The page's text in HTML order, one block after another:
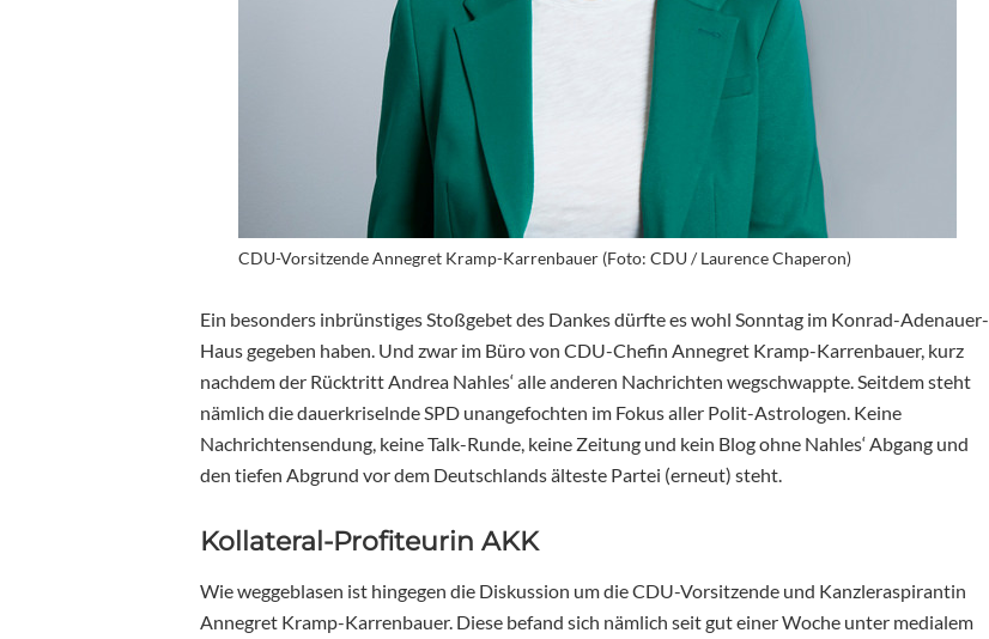
CDU-Vorsitzende Annegret Kramp-Karrenbauer (Foto: CDU / Laurence Chaperon)
Ein besonders inbrünstiges Stoßgebet des Dankes dürfte es wohl Sonntag im Konrad-Adenauer-
Haus gegeben haben. Und zwar im Büro von CDU-Chefin Annegret Kramp-Karrenbauer, kurz
nachdem der Rücktritt Andrea Nahles‘ alle anderen Nachrichten wegschwappte. Seitdem steht
nämlich die dauerkriselnde SPD unangefochten im Fokus aller Polit-Astrologen. Keine
Nachrichtensendung, keine Talk-Runde, keine Zeitung und kein Blog ohne Nahles‘ Abgang und
den tiefen Abgrund vor dem Deutschlands älteste Partei (erneut) steht.
Kollateral-Profiteurin AKK
Wie weggeblasen ist hingegen die Diskussion um die CDU-Vorsitzende und Kanzleraspirantin
Annegret Kramp-Karrenbauer. Diese befand sich nämlich seit gut einer Woche unter medialem